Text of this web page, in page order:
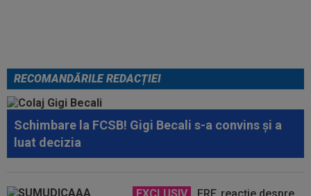
RECOMANDĂRILE REDACȚIEI
Schimbare la FCSB! Gigi Becali s-a convins și a
luat decizia